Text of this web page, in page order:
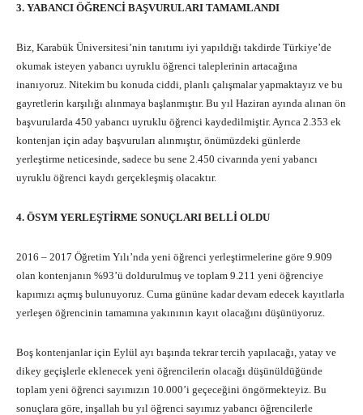
3. YABANCI ÖĞRENCİ BAŞVURULARI TAMAMLANDI
Biz, Karabük Üniversitesi’nin tanıtımı iyi yapıldığı takdirde Türkiye’de
okumak isteyen yabancı uyruklu öğrenci taleplerinin artacağına
inanıyoruz. Nitekim bu konuda ciddi, planlı çalışmalar yapmaktayız ve bu
gayretlerin karşılığı alınmaya başlanmıştır. Bu yıl Haziran ayında alınan ön
başvurularda 450 yabancı uyruklu öğrenci kaydedilmiştir. Ayrıca 2.353 ek
kontenjan için aday başvuruları alınmıştır, önümüzdeki günlerde
yerleştirme neticesinde, sadece bu sene 2.450 civarında yeni yabancı
uyruklu öğrenci kaydı gerçekleşmiş olacaktır.
4. ÖSYM YERLEŞTİRME SONUÇLARI BELLİ OLDU
2016 – 2017 Öğretim Yılı’nda yeni öğrenci yerleştirmelerine göre 9.909
olan kontenjanın %93’ü doldurulmuş ve toplam 9.211 yeni öğrenciye
kapımızı açmış bulunuyoruz. Cuma gününe kadar devam edecek kayıtlarla
yerleşen öğrencinin tamamına yakınının kayıt olacağını düşünüyoruz.
Boş kontenjanlar için Eylül ayı başında tekrar tercih yapılacağı, yatay ve
dikey geçişlerle eklenecek yeni öğrencilerin olacağı düşünüldüğünde
toplam yeni öğrenci sayımızın 10.000’i geçeceğini öngörmekteyiz. Bu
sonuçlara göre, inşallah bu yıl öğrenci sayımız yabancı öğrencilerle